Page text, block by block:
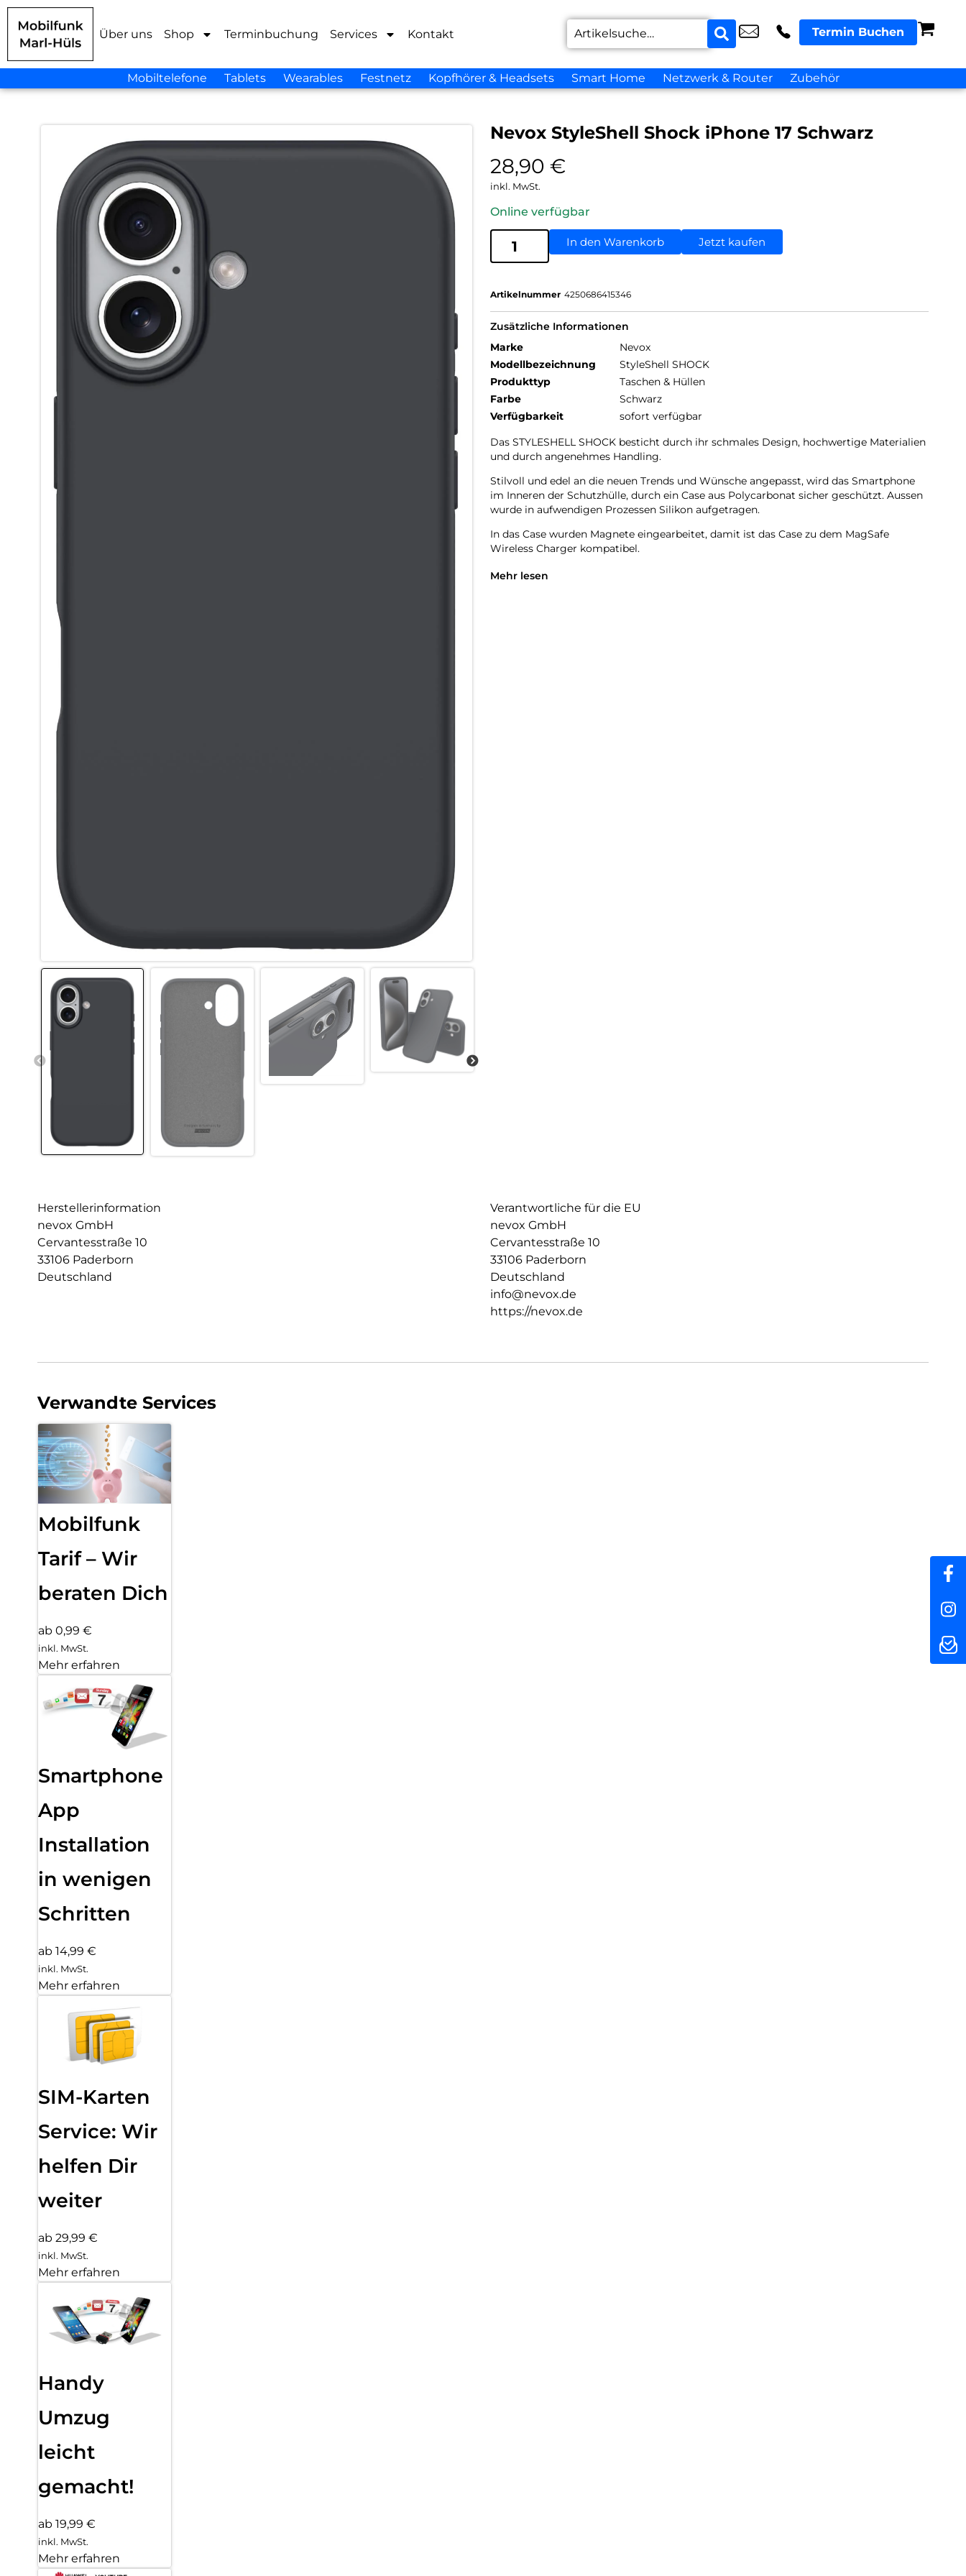
Über uns Shop Terminbuchung Services Kontakt Termin Buchen
Mobiltelefone Tablets Wearables Festnetz Kopfhörer & Headsets Smart Home Netzwerk & Router Zubehör
Nevox StyleShell Shock iPhone 17 Schwarz
28,90 €
inkl. MwSt.
Online verfügbar
In den Warenkorb Jetzt kaufen
Artikelnummer 4250686415346
Zusätzliche Informationen
Marke
Nevox
Modellbezeichnung
StyleShell SHOCK
Produkttyp
Taschen & Hüllen
Farbe
Schwarz
Verfügbarkeit
sofort verfügbar
Das STYLESHELL SHOCK besticht durch ihr schmales Design, hochwertige Materialien
und durch angenehmes Handling.
Stilvoll und edel an die neuen Trends und Wünsche angepasst, wird das Smartphone
im Inneren der Schutzhülle, durch ein Case aus Polycarbonat sicher geschützt. Aussen
wurde in aufwendigen Prozessen Silikon aufgetragen.
In das Case wurden Magnete eingearbeitet, damit ist das Case zu dem MagSafe
Wireless Charger kompatibel.
Das Display ist durch die seitlichen Flanken geschützt.
Mehr lesen
Herstellerinformation
nevox GmbH
Cervantesstraße 10
33106 Paderborn
Deutschland
Verantwortliche für die EU
nevox GmbH
Cervantesstraße 10
33106 Paderborn
Deutschland
info@nevox.de
https://nevox.de
Verwandte Services
Mobilfunk
Tarif – Wir
beraten Dich
ab 0,99 €
inkl. MwSt.
Mehr erfahren
Smartphone
App
Installation
in wenigen
Schritten
ab 14,99 €
inkl. MwSt.
Mehr erfahren
SIM-Karten
Service: Wir
helfen Dir
weiter
ab 29,99 €
inkl. MwSt.
Mehr erfahren
Handy
Umzug
leicht
gemacht!
ab 19,99 €
inkl. MwSt.
Mehr erfahren